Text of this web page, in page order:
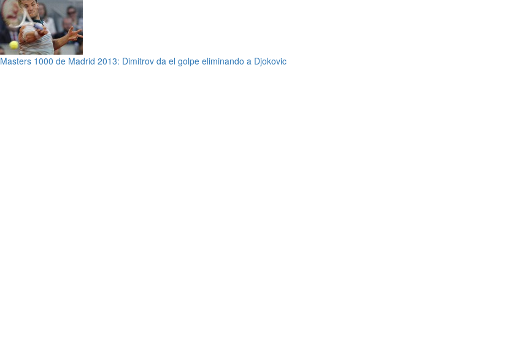
Masters 1000 de Madrid 2013: Dimitrov da el golpe eliminando a Djokovic